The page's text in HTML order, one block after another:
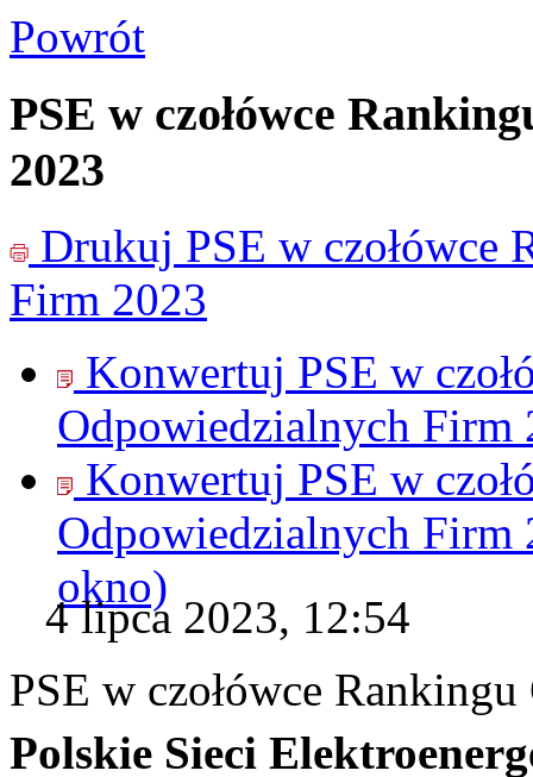
Powrót
PSE w czołówce
2023
Drukuj PSE w czołówce
Firm 2023
Konwertuj PSE w
Odpowiedzialnych Firm
Konwertuj PSE w
Odpowiedzialnych Firm
okno)
4 lipca 2023, 12:54
PSE w czołówce
Polskie Sieci